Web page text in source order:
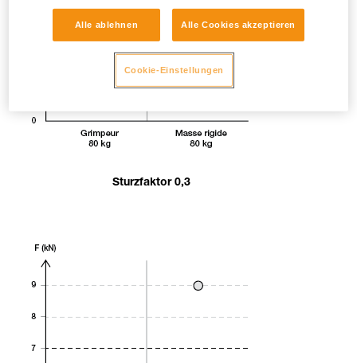
Sturzfaktor 0,3
Alle ablehnen Alle Cookies akzeptieren
Cookie-Einstellungen